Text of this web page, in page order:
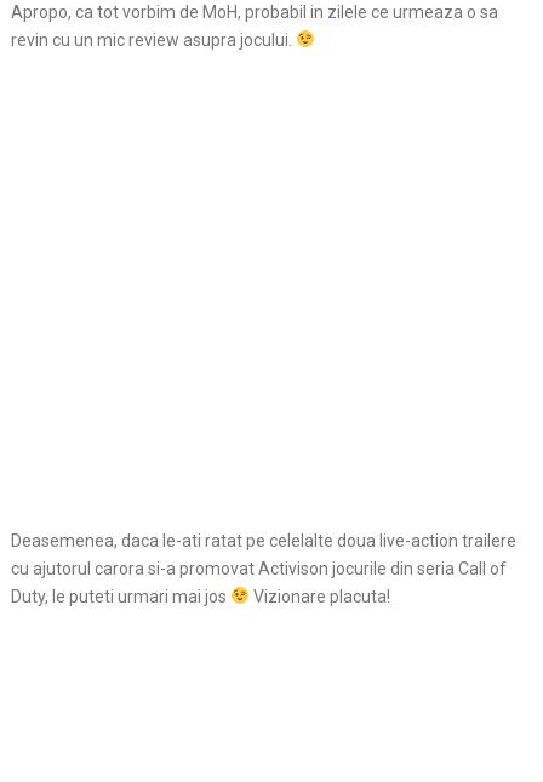
Apropo, ca tot vorbim de MoH, probabil in zilele ce urmeaza o sa
revin cu un mic review asupra jocului.
Deasemenea, daca le-ati ratat pe celelalte doua live-action trailere
cu ajutorul carora si-a promovat Activison jocurile din seria Call of
Duty, le puteti urmari mai jos
Vizionare placuta!